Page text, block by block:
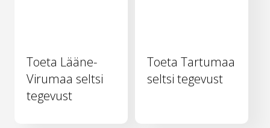
Toeta Lääne-
Virumaa seltsi
tegevust
Toeta Tartumaa
seltsi tegevust